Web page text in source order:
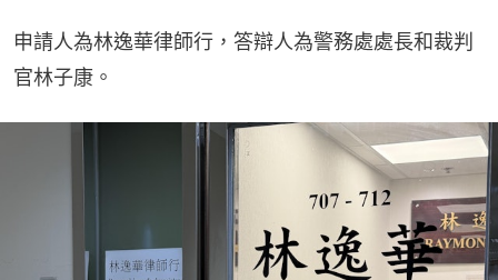
申請人為林逸華律師行，答辯人為警務處處長和裁判
官林子康。